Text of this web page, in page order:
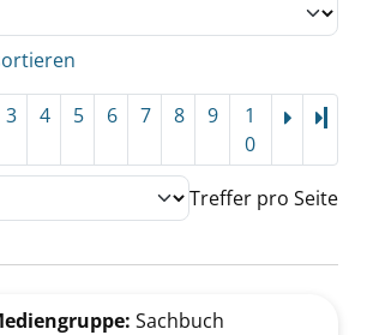
3 4 5 6 7 8 9
1
0
Treffer pro Seite
springen Sachbuch